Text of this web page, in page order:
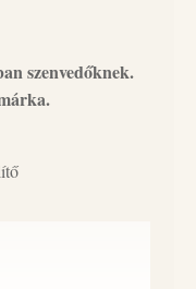
szenvedőknek.